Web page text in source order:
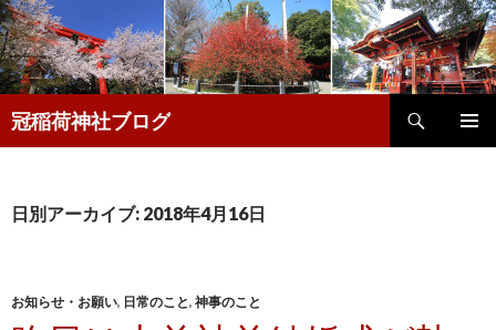
冠稲荷神社ブログ
索
ン
動
日別アーカイブ: 2018年4月16日
お知らせ・お願い, 日常のこと, 神事のこと